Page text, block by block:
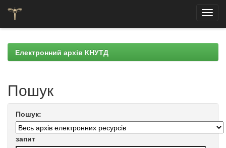
navigationЕлектронний архів КНУТД
Пошук
Пошук:
запит